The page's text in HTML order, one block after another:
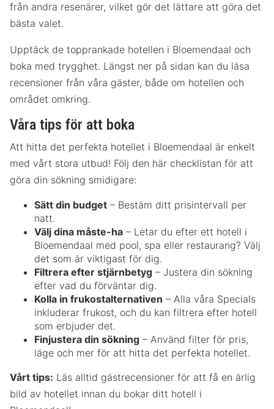
från andra resenärer, vilket gör det lättare att göra det
bästa valet.
Upptäck de topprankade hotellen i Bloemendaal och
boka med trygghet. Längst ner på sidan kan du läsa
recensioner från våra gäster, både om hotellen och
området omkring.
Våra tips för att boka
Att hitta det perfekta hotellet i Bloemendaal är enkelt
med vårt stora utbud! Följ den här checklistan för att
göra din sökning smidigare:
Sätt din budget – Bestäm ditt prisintervall per
natt.
Välj dina måste-ha – Letar du efter ett hotell i
Bloemendaal med pool, spa eller restaurang? Välj
det som är viktigast för dig.
Filtrera efter stjärnbetyg – Justera din sökning
efter vad du förväntar dig.
Kolla in frukostalternativen – Alla våra Specials
inkluderar frukost, och du kan filtrera efter hotell
som erbjuder det.
Finjustera din sökning – Använd filter för pris,
läge och mer för att hitta det perfekta hotellet.
Vårt tips: Läs alltid gästrecensioner för att få en ärlig
bild av hotellet innan du bokar ditt hotell i